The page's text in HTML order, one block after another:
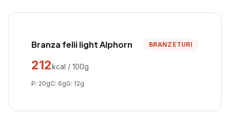
Branza felii light Alphorn BRANZETURI
212kcal / 100g
P: 20gC: 6gG: 12g